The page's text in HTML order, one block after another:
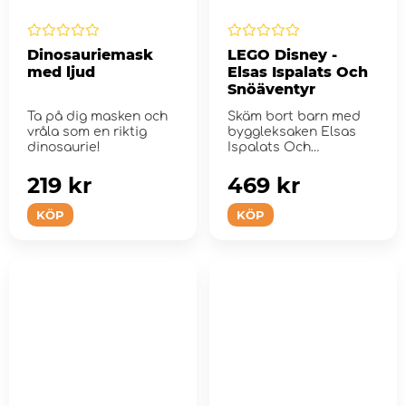
Dinosauriemask
med ljud
Ta på dig masken och
vråla som en riktig
dinosaurie!
KÖP
219 kr
LEGO Disney -
Elsas Ispalats Och
Snöäventyr
Skäm bort barn med
byggleksaken Elsas
Ispalats Och
KÖP
469 kr